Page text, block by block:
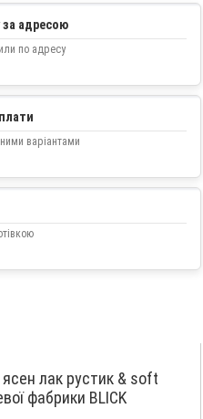
адресою
по адресу
варіантами
лак рустик & soft
фабрики BLICK